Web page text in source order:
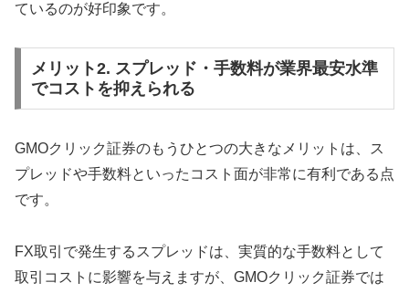
ているのが好印象です。
メリット2. スプレッド・手数料が業界最安水準
でコストを抑えられる
GMOクリック証券のもうひとつの大きなメリットは、ス
プレッドや手数料といったコスト面が非常に有利である点
です。
FX取引で発生するスプレッドは、実質的な手数料として
取引コストに影響を与えますが、GMOクリック証券では